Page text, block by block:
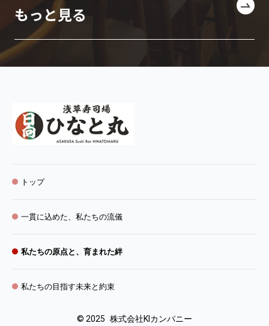
もっと見る
トップ
一貫に込めた、私たちの流儀
私たちの原点と、育まれた絆
私たちの目指す未来と約束
© 2025 株式会社KIカンパニー